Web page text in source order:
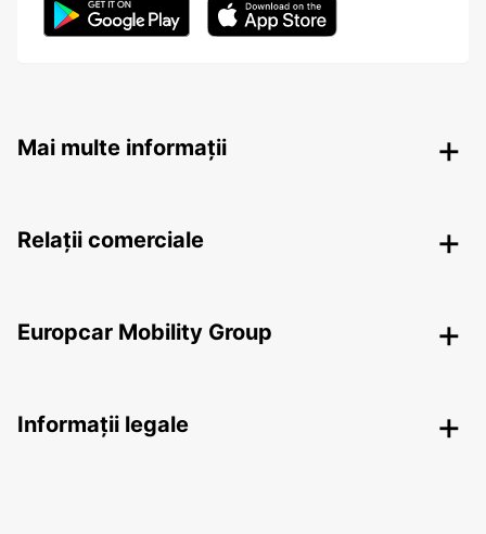
Mai multe informații
Relații comerciale
Europcar Mobility Group
Informații legale